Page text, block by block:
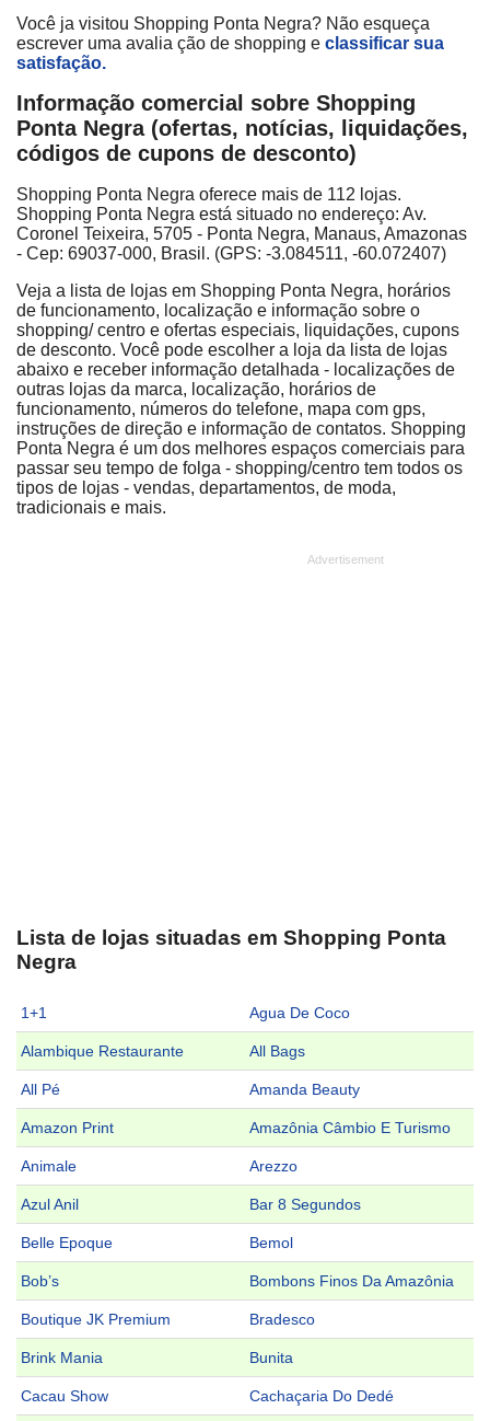
Você ja visitou Shopping Ponta Negra? Não esqueça
escrever uma avalia ção de shopping e classificar sua
satisfação.
Informação comercial sobre Shopping
Ponta Negra (ofertas, notícias, liquidações,
códigos de cupons de desconto)
Shopping Ponta Negra oferece mais de 112 lojas.
Shopping Ponta Negra está situado no endereço: Av.
Coronel Teixeira, 5705 - Ponta Negra, Manaus, Amazonas
- Cep: 69037-000, Brasil. (GPS: -3.084511, -60.072407)
Veja a lista de lojas em Shopping Ponta Negra, horários
de funcionamento, localização e informação sobre o
shopping/ centro e ofertas especiais, liquidações, cupons
de desconto. Você pode escolher a loja da lista de lojas
abaixo e receber informação detalhada - localizações de
outras lojas da marca, localização, horários de
funcionamento, números do telefone, mapa com gps,
instruções de direção e informação de contatos. Shopping
Ponta Negra é um dos melhores espaços comerciais para
passar seu tempo de folga - shopping/centro tem todos os
tipos de lojas - vendas, departamentos, de moda,
tradicionais e mais.
Lista de lojas situadas em Shopping Ponta
Negra
1+1 Agua De Coco
Alambique Restaurante All Bags
All Pé Amanda Beauty
Amazon Print Amazônia Câmbio E Turismo
Animale Arezzo
Azul Anil Bar 8 Segundos
Belle Epoque Bemol
Bob’s Bombons Finos Da Amazônia
Boutique JK Premium Bradesco
Brink Mania Bunita
Cacau Show Cachaçaria Do Dedé